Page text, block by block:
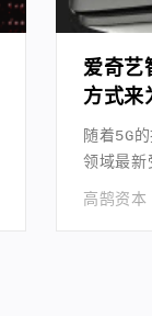
爱奇艺
方式来
随着5G
领域最新
高鹄资本